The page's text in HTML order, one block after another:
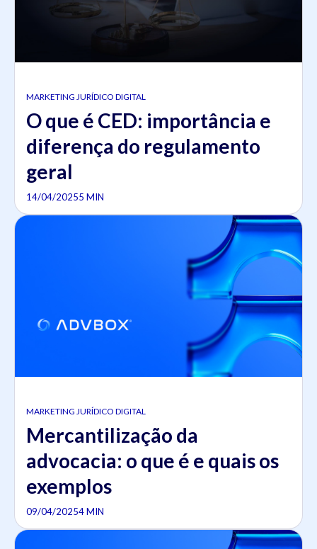
MARKETING JURÍDICO DIGITAL
O que é CED: importância e
diferença do regulamento
geral
14/04/20255 MIN
MARKETING JURÍDICO DIGITAL
Mercantilização da
advocacia: o que é e quais os
exemplos
09/04/20254 MIN